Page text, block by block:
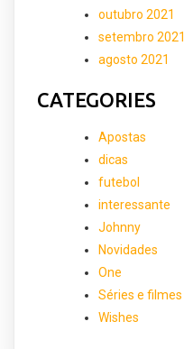
outubro 2021
setembro 2021
agosto 2021
CATEGORIES
Apostas
dicas
futebol
interessante
Johnny
Novidades
One
Séries e filmes
Wishes